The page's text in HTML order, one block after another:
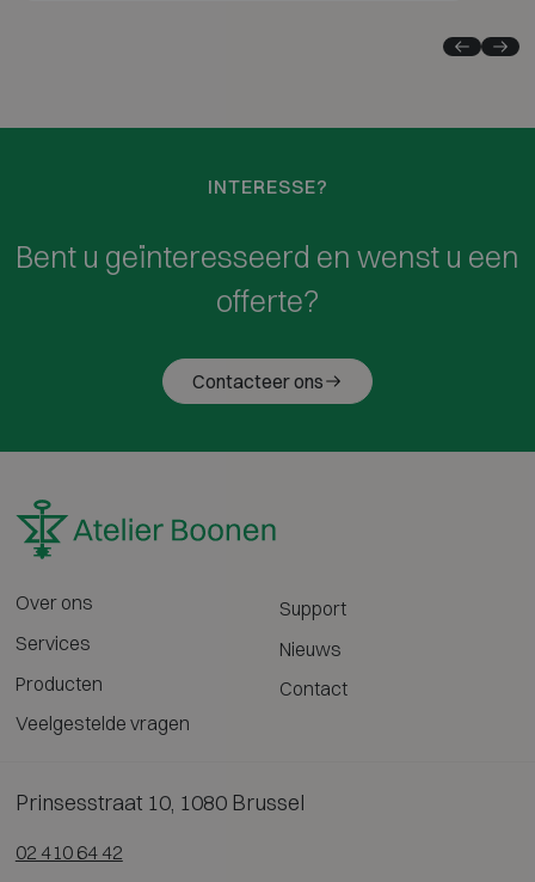
INTERESSE?
Bent u geïnteresseerd en wenst u een
offerte?
Contacteer ons
Over ons
Services
Producten
Veelgestelde vragen
Support
Nieuws
Contact
Prinsesstraat 10, 1080 Brussel
02 410 64 42